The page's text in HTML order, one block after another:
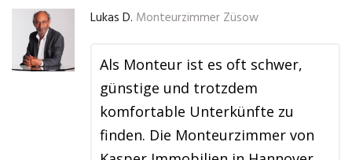
Lukas D. Monteurzimmer Züsow
Als Monteur ist es oft schwer,
günstige und trotzdem
komfortable Unterkünfte zu
finden. Die Monteurzimmer von